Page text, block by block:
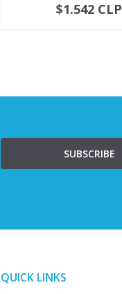
NOT AVAILABLE
$1.542 CLP
SUBSCRIBE
QUICK LINKS